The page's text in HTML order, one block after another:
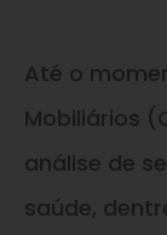
Até o
Mobiliários
análise de
saúde,